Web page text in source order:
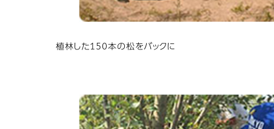
植林した150本の松をバックに